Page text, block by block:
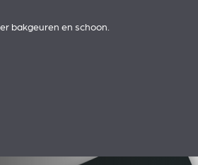
bakgeuren en schoon.